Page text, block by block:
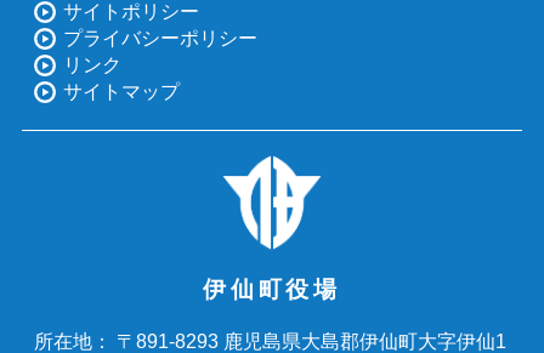
サイトポリシー
プライバシーポリシー
リンク
サイトマップ
伊仙町役場
所在地： 〒891-8293 鹿児島県大島郡伊仙町大字伊仙1